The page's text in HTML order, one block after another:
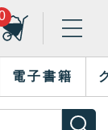
電子書籍